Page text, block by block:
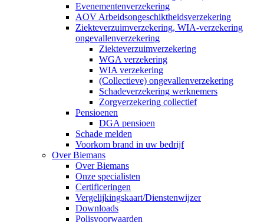
Evenementenverzekering
AOV Arbeidsongeschiktheidsverzekering
Ziekteverzuimverzekering, WIA-verzekering
ongevallenverzekering
Ziekteverzuimverzekering
WGA verzekering
WIA verzekering
(Collectieve) ongevallenverzekering
Schadeverzekering werknemers
Zorgverzekering collectief
Pensioenen
DGA pensioen
Schade melden
Voorkom brand in uw bedrijf
Over Biemans
Over Biemans
Onze specialisten
Certificeringen
Vergelijkingskaart/Dienstenwijzer
Downloads
Polisvoorwaarden